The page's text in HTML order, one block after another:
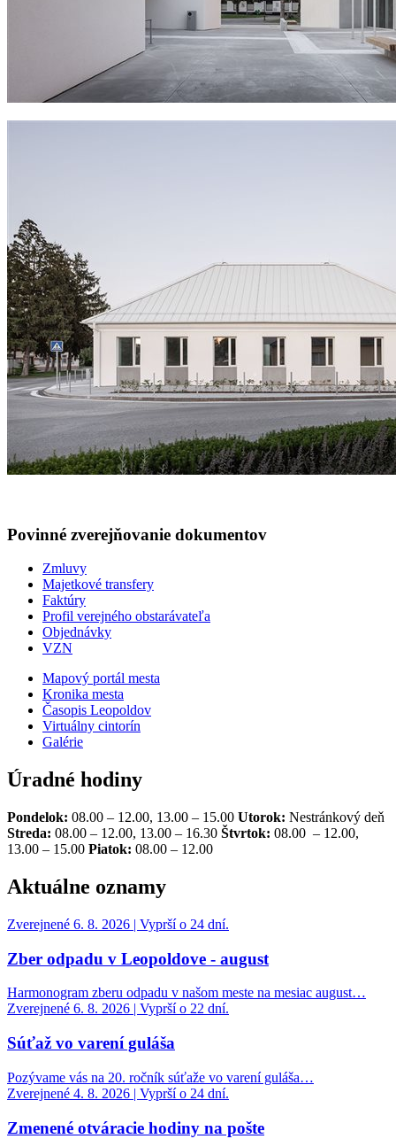
Povinné zverejňovanie dokumentov
Zmluvy
Majetkové transfery
Faktúry
Profil verejného obstarávateľa
Objednávky
VZN
Mapový portál mesta
Kronika mesta
Časopis Leopoldov
Virtuálny cintorín
Galérie
Úradné hodiny
Pondelok: 08.00 – 12.00, 13.00 – 15.00 Utorok: Nestránkový deň
Streda: 08.00 – 12.00, 13.00 – 16.30 Štvrtok: 08.00 – 12.00,
13.00 – 15.00 Piatok: 08.00 – 12.00
Aktuálne oznamy
Zverejnené 6. 8. 2026 | Vyprší o 24 dní.
Zber odpadu v Leopoldove - august
Harmonogram zberu odpadu v našom meste na mesiac august…
Zverejnené 6. 8. 2026 | Vyprší o 22 dní.
Súťaž vo varení guláša
Pozývame vás na 20. ročník súťaže vo varení guláša…
Zverejnené 4. 8. 2026 | Vyprší o 24 dní.
Zmenené otváracie hodiny na pošte